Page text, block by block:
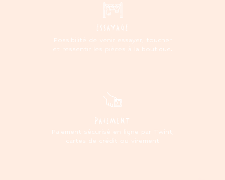
ESSAYAGE
Possibilité de venir essayer, toucher
et ressentir les pièces à la boutique.
PAIEMENT
Paiement sécurisé en ligne par Twint,
cartes de crédit ou virement